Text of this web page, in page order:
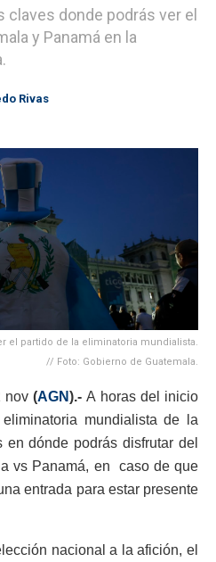
donde podrás ver el
y Panamá en la
Rivas
el partido de la eliminatoria mundialista.
// Foto: Gobierno de Guatemala.
nov(AGN).-A horas del inicio
mundialista de la
en dónde podrás disfrutar del
vs Panamá, en caso de que
entrada para estar presente
nacional a la afición, el